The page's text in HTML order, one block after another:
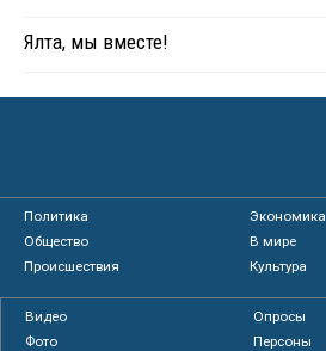
Ялта, мы вместе!
Политика
Экономика
Общество
В мире
Происшествия
Культура
Видео
Опросы
Фото
Персоны